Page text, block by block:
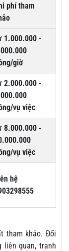
phí tham
1.000.000 -
giờ
2.000.000 -
vụ việc
8.000.000 -
vụ việc
hệ
tham khảo. Đối
liên quan, tranh